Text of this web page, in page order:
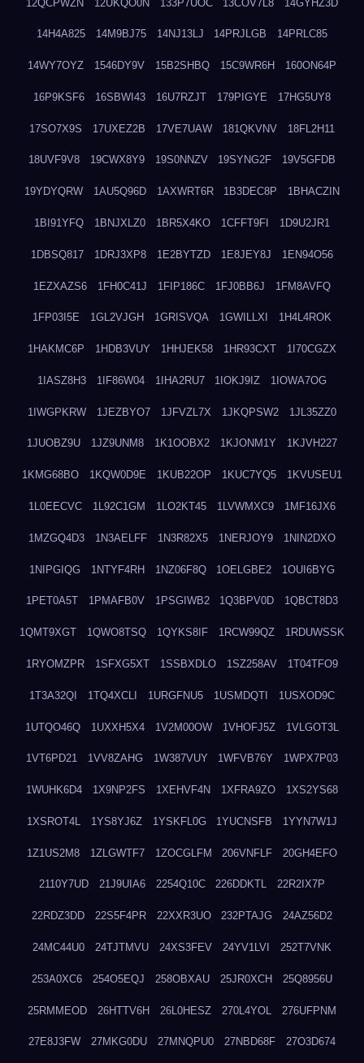
12QCPWZN 12UKQO0N 133P7UOC 13COV7L8 14GYHZ3D
14H4A825 14M9BJ75 14NJ13LJ 14PRJLGB 14PRLC85
14WY7OYZ 1546DY9V 15B2SHBQ 15C9WR6H 160ON64P
16P9KSF6 16SBWI43 16U7RZJT 179PIGYE 17HG5UY8
17SO7X9S 17UXEZ2B 17VE7UAW 181QKVNV 18FL2H11
18UVF9V8 19CWX8Y9 19S0NNZV 19SYNG2F 19V5GFDB
19YDYQRW 1AU5Q96D 1AXWRT6R 1B3DEC8P 1BHACZIN
1BI91YFQ 1BNJXLZ0 1BR5X4KO 1CFFT9FI 1D9U2JR1
1DBSQ817 1DRJ3XP8 1E2BYTZD 1E8JEY8J 1EN94O56
1EZXAZS6 1FH0C41J 1FIP186C 1FJ0BB6J 1FM8AVFQ
1FP03I5E 1GL2VJGH 1GRISVQA 1GWILLXI 1H4L4ROK
1HAKMC6P 1HDB3VUY 1HHJEK58 1HR93CXT 1I70CGZX
1IASZ8H3 1IF86W04 1IHA2RU7 1IOKJ9IZ 1IOWA7OG
1IWGPKRW 1JEZBYO7 1JFVZL7X 1JKQPSW2 1JL35ZZ0
1JUOBZ9U 1JZ9UNM8 1K1OOBX2 1KJONM1Y 1KJVH227
1KMG68BO 1KQW0D9E 1KUB22OP 1KUC7YQ5 1KVUSEU1
1L0EECVC 1L92C1GM 1LO2KT45 1LVWMXC9 1MF16JX6
1MZGQ4D3 1N3AELFF 1N3R82X5 1NERJOY9 1NIN2DXO
1NIPGIQG 1NTYF4RH 1NZ06F8Q 1OELGBE2 1OUI6BYG
1PET0A5T 1PMAFB0V 1PSGIWB2 1Q3BPV0D 1QBCT8D3
1QMT9XGT 1QWO8TSQ 1QYKS8IF 1RCW99QZ 1RDUWSSK
1RYOMZPR 1SFXG5XT 1SSBXDLO 1SZ258AV 1T04TFO9
1T3A32QI 1TQ4XCLI 1URGFNU5 1USMDQTI 1USXOD9C
1UTQO46Q 1UXXH5X4 1V2M00OW 1VHOFJ5Z 1VLGOT3L
1VT6PD21 1VV8ZAHG 1W387VUY 1WFVB76Y 1WPX7P03
1WUHK6D4 1X9NP2FS 1XEHVF4N 1XFRA9ZO 1XS2YS68
1XSROT4L 1YS8YJ6Z 1YSKFL0G 1YUCNSFB 1YYN7W1J
1Z1US2M8 1ZLGWTF7 1ZOCGLFM 206VNFLF 20GH4EFO
2110Y7UD 21J9UIA6 2254Q10C 226DDKTL 22R2IX7P
22RDZ3DD 22S5F4PR 22XXR3UO 232PTAJG 24AZ56D2
24MC44U0 24TJTMVU 24XS3FEV 24YV1LVI 252T7VNK
253A0XC6 254O5EQJ 258OBXAU 25JR0XCH 25Q8956U
25RMMEOD 26HTTV6H 26L0HESZ 270L4YOL 276UFPNM
27E8J3FW 27MKG0DU 27MNQPU0 27NBD68F 27O3D674